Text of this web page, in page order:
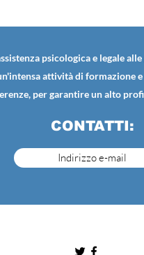
psicologica e legale
attività di formazione
per garantire un alto
CONTATTI:
Indirizzo e-mail